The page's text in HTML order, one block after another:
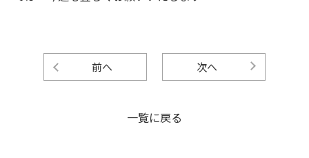
前へ 次へ
一覧に戻る